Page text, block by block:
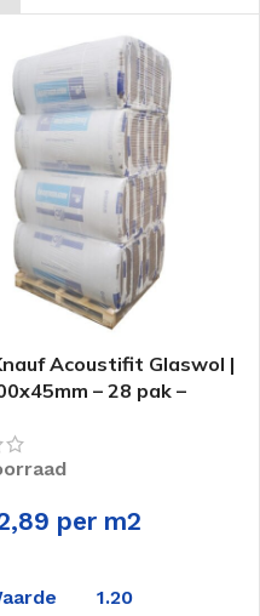
Acoustifit Glaswol |
– 28 pak –
per m2
1.20